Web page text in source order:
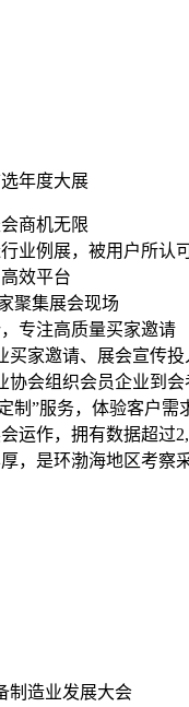
年度大展
商机无限
业例展，被用户所认
效平台
聚集展会现场
专注高质量买家邀请
买家邀请、展会宣传投
协会组织会员企业到会
制”服务，体验客户需
运作，拥有数据超过
，是环渤海地区考察
制造业发展大会